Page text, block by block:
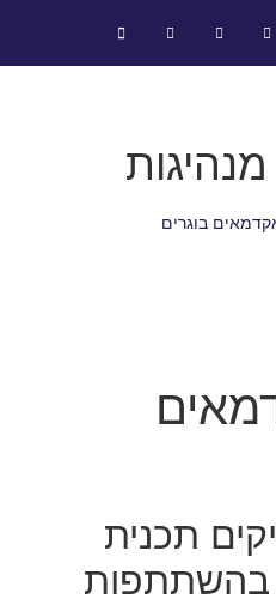
מנהיגות
בוגרים
תכנית
בהשתתפות